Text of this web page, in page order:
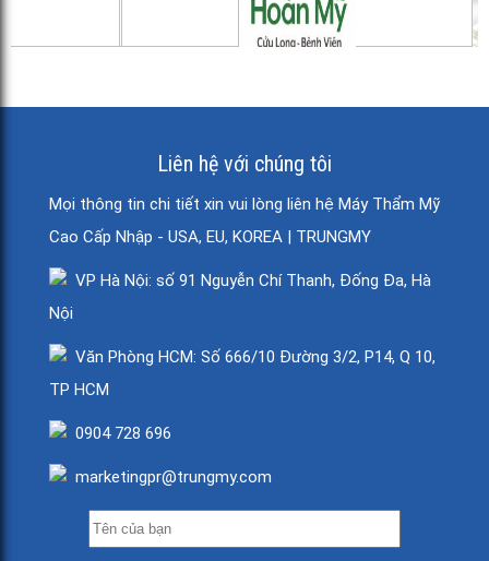
Liên hệ với chúng tôi
Mọi thông tin chi tiết xin vui lòng liên hệ Máy Thẩm Mỹ
Cao Cấp Nhập - USA, EU, KOREA | TRUNGMY
VP Hà Nội: số 91 Nguyễn Chí Thanh, Đống Đa, Hà
Nội
Văn Phòng HCM: Số 666/10 Đường 3/2, P14, Q 10,
TP HCM
0904 728 696
marketingpr@trungmy.com